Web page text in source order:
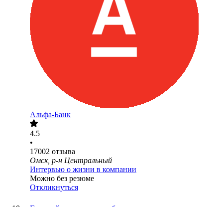
Альфа-Банк
4.5
•
17002 отзыва
Омск, р-н Центральный
Интервью о жизни в компании
Можно без резюме
Откликнуться